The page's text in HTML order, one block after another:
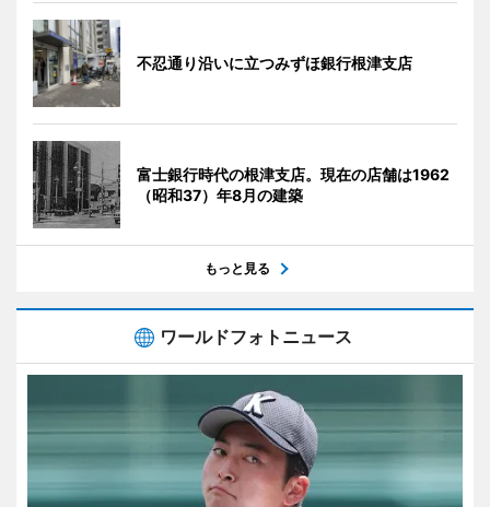
不忍通り沿いに立つみずほ銀行根津支店
富士銀行時代の根津支店。現在の店舗は1962
（昭和37）年8月の建築
もっと見る
ワールドフォトニュース